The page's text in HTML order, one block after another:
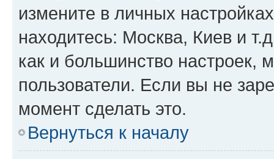
измените в личных
находитесь: Москва, Киев и
как и большинство настроек,
пользователи. Если вы не
момент сделать это.
Вернуться к началу